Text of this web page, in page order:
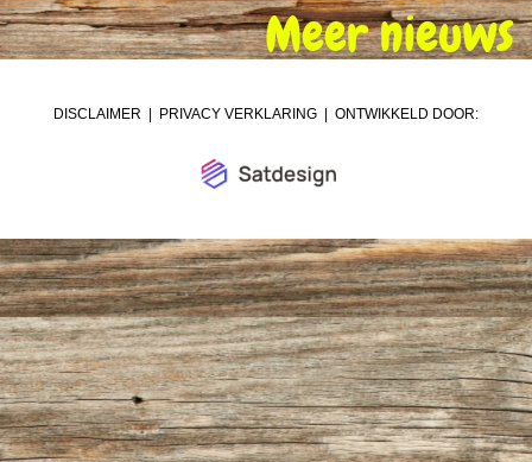
Meer nieuws
DISCLAIMER PRIVACY VERKLARING | ONTWIKKELD DOOR: